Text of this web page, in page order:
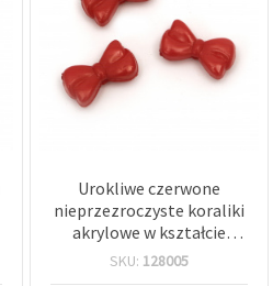
Urokliwe czerwone
nieprzezroczyste koraliki
akrylowe w kształcie
wstążki, 18,5×10×5 mm,
SKU: 128005